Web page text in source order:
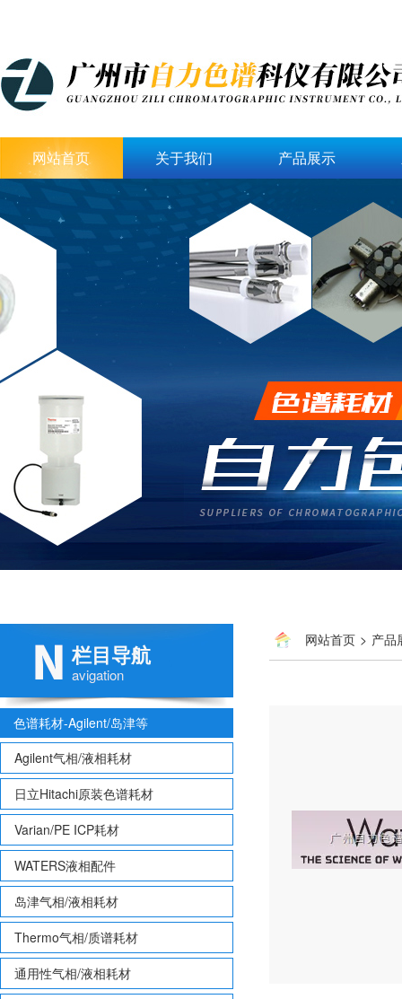
网站首页 关于我们 产品展示
栏目导航
avigation
色谱耗材-Agilent/岛津等
Agilent气相/液相耗材
日立Hitachi原装色谱耗材
Varian/PE ICP耗材
WATERS液相配件
岛津气相/液相耗材
Thermo气相/质谱耗材
通用性气相/液相耗材
网站首页 > 产品